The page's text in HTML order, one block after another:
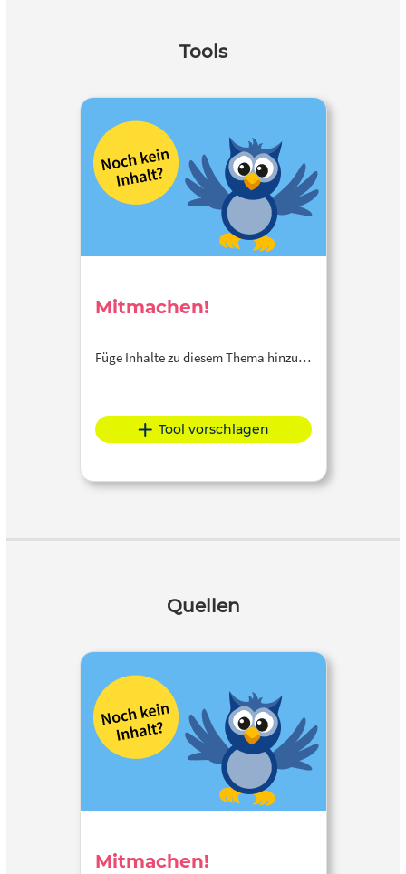
Tools
Mitmachen!
Füge Inhalte zu diesem Thema hinzu…
Tool vorschlagen
Quellen
Mitmachen!